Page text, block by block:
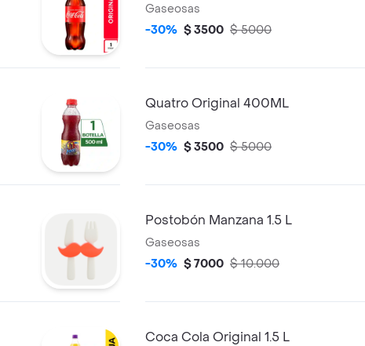
Gaseosas
-30% $ 3500 $ 5000
Quatro Original 400ML
Gaseosas
-30% $ 3500 $ 5000
Postobón Manzana 1.5 L
Gaseosas
-30% $ 7000 $ 10.000
Coca Cola Original 1.5 L